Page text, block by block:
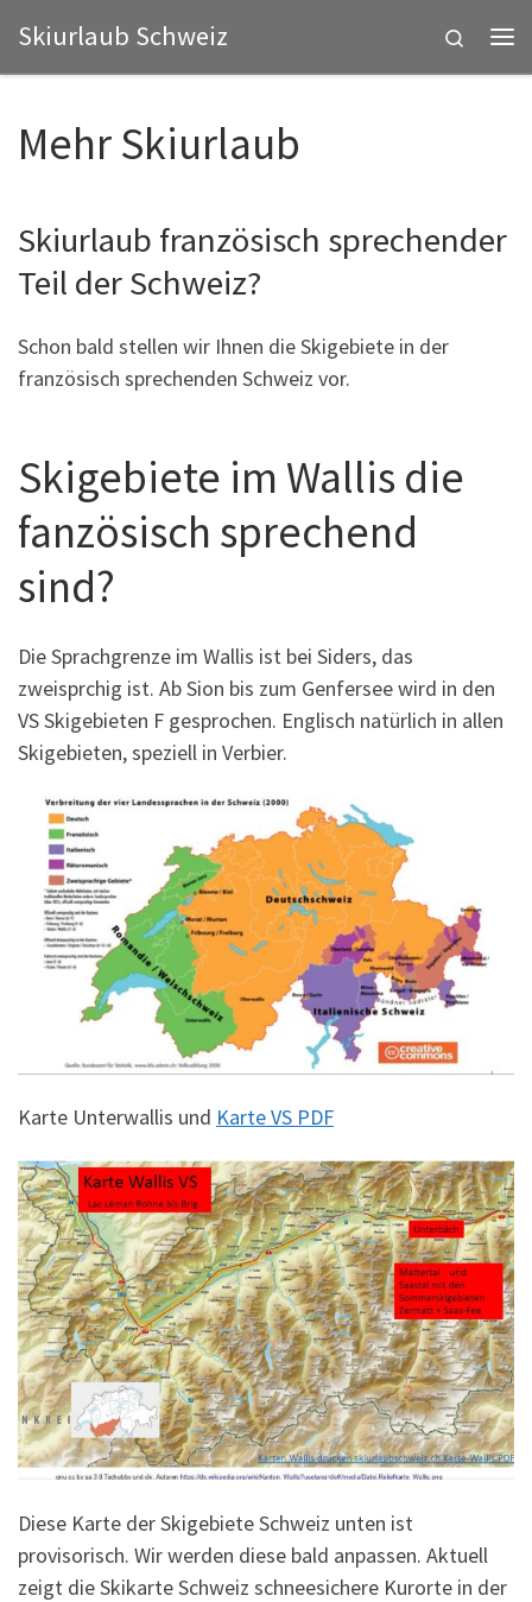
Zum Inhalt springen
Skiurlaub Schweiz
Search
Mehr Skiurlaub
Skiurlaub französisch sprechender
Teil der Schweiz?
Schon bald stellen wir Ihnen die Skigebiete in der
französisch sprechenden Schweiz vor.
Skigebiete im Wallis die
fanzösisch sprechend
sind?
Die Sprachgrenze im Wallis ist bei Siders, das
zweisprchig ist. Ab Sion bis zum Genfersee wird in den
VS Skigebieten F gesprochen. Englisch natürlich in allen
Skigebieten, speziell in Verbier.
Karte Unterwallis und Karte VS PDF
Diese Karte der Skigebiete Schweiz unten ist
provisorisch. Wir werden diese bald anpassen. Aktuell
zeigt die Skikarte Schweiz schneesichere Kurorte in der